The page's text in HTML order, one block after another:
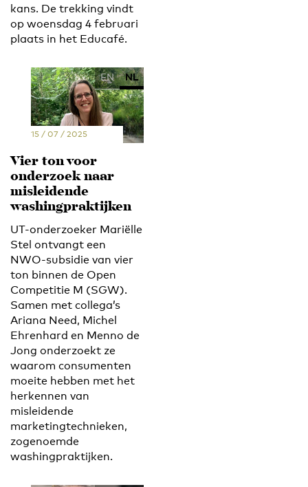
kans. De trekking vindt
op woensdag 4 februari
plaats in het Educafé.
EN NL
15 / 07 / 2025
Vier ton voor
onderzoek naar
misleidende
washingpraktijken
UT-onderzoeker Mariëlle
Stel ontvangt een
NWO-subsidie van vier
ton binnen de Open
Competitie M (SGW).
Samen met collega’s
Ariana Need, Michel
Ehrenhard en Menno de
Jong onderzoekt ze
waarom consumenten
moeite hebben met het
herkennen van
misleidende
marketingtechnieken,
zogenoemde
washingpraktijken.